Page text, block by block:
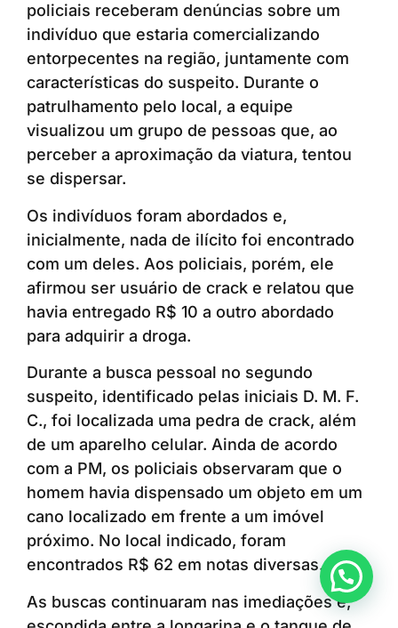
policiais receberam denúncias sobre um
indivíduo que estaria comercializando
entorpecentes na região, juntamente com
características do suspeito. Durante o
patrulhamento pelo local, a equipe
visualizou um grupo de pessoas que, ao
perceber a aproximação da viatura, tentou
se dispersar.
Os indivíduos foram abordados e,
inicialmente, nada de ilícito foi encontrado
com um deles. Aos policiais, porém, ele
afirmou ser usuário de crack e relatou que
havia entregado R$ 10 a outro abordado
para adquirir a droga.
Durante a busca pessoal no segundo
suspeito, identificado pelas iniciais D. M. F.
C., foi localizada uma pedra de crack, além
de um aparelho celular. Ainda de acordo
com a PM, os policiais observaram que o
homem havia dispensado um objeto em um
cano localizado em frente a um imóvel
próximo. No local indicado, foram
encontrados R$ 62 em notas diversas.
As buscas continuaram nas imediações e,
Anunciar ou recomendar matéria